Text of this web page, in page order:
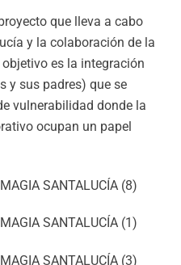
que lleva a cabo
y la colaboración de la
es la integración
y sus padres) que se
vulnerabilidad donde la
ocupan un papel